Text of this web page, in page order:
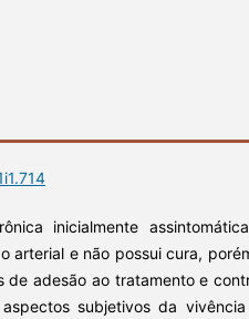
inicialmente
arterial e não possui cura,
de adesão ao tratamento e
subjetivos da